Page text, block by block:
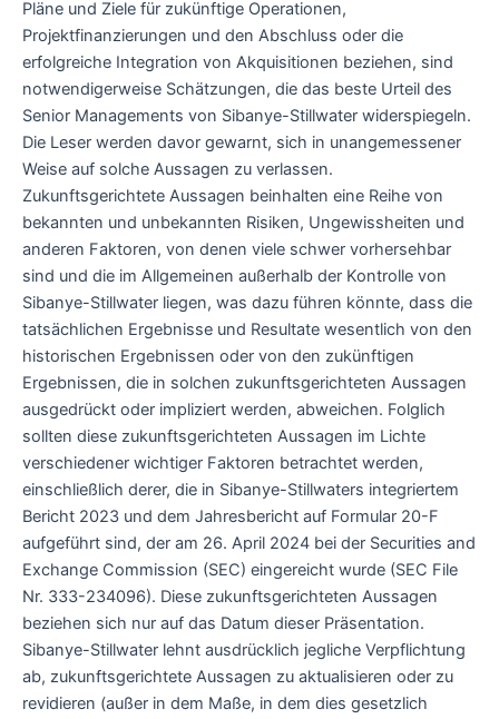
Pläne und Ziele für zukünftige Operationen,
Projektfinanzierungen und den Abschluss oder die
erfolgreiche Integration von Akquisitionen beziehen, sind
notwendigerweise Schätzungen, die das beste Urteil des
Senior Managements von Sibanye-Stillwater widerspiegeln.
Die Leser werden davor gewarnt, sich in unangemessener
Weise auf solche Aussagen zu verlassen.
Zukunftsgerichtete Aussagen beinhalten eine Reihe von
bekannten und unbekannten Risiken, Ungewissheiten und
anderen Faktoren, von denen viele schwer vorhersehbar
sind und die im Allgemeinen außerhalb der Kontrolle von
Sibanye-Stillwater liegen, was dazu führen könnte, dass die
tatsächlichen Ergebnisse und Resultate wesentlich von den
historischen Ergebnissen oder von den zukünftigen
Ergebnissen, die in solchen zukunftsgerichteten Aussagen
ausgedrückt oder impliziert werden, abweichen. Folglich
sollten diese zukunftsgerichteten Aussagen im Lichte
verschiedener wichtiger Faktoren betrachtet werden,
einschließlich derer, die in Sibanye-Stillwaters integriertem
Bericht 2023 und dem Jahresbericht auf Formular 20-F
aufgeführt sind, der am 26. April 2024 bei der Securities and
Exchange Commission (SEC) eingereicht wurde (SEC File
Nr. 333-234096). Diese zukunftsgerichteten Aussagen
beziehen sich nur auf das Datum dieser Präsentation.
Sibanye-Stillwater lehnt ausdrücklich jegliche Verpflichtung
ab, zukunftsgerichtete Aussagen zu aktualisieren oder zu
revidieren (außer in dem Maße, in dem dies gesetzlich